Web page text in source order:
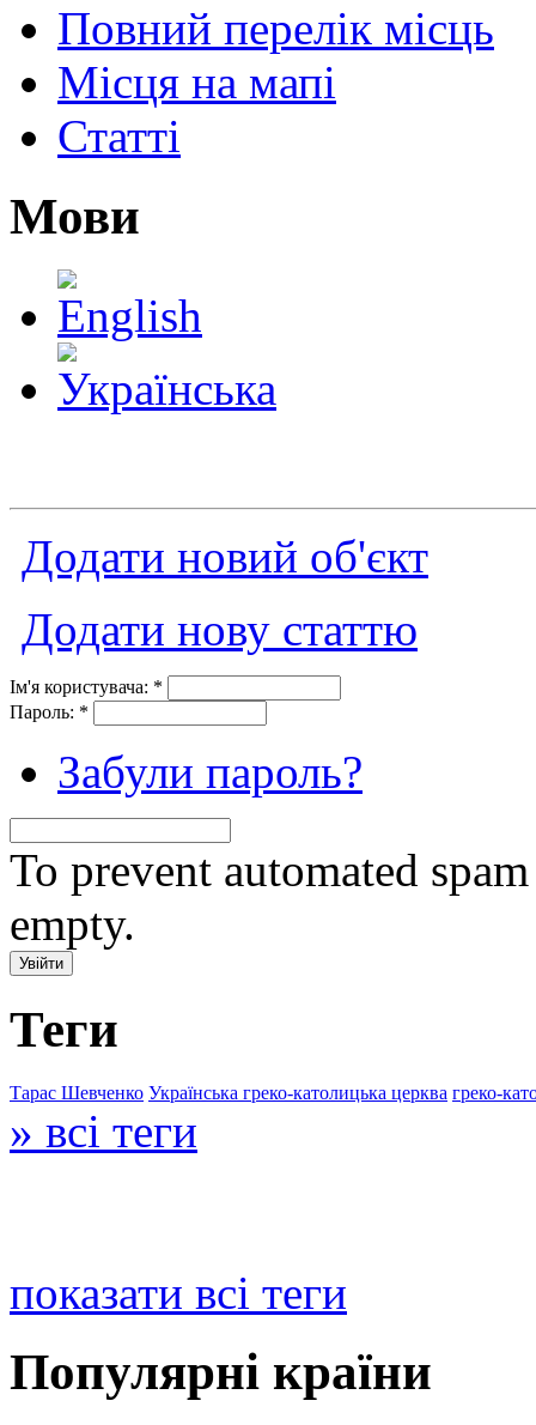
Повний перелік місць
Місця на мапі
Статті
Мови
Додати новий об'єкт
Додати нову статтю
Ім'я користувача: *
Пароль: *
Забули пароль?
To prevent automated
empty.
Теги
Тарас Шевченко Українська греко-католицька церква греко-
» всі теги
показати всі теги
Популярні країни